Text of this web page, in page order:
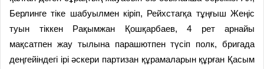
Берлинге тіке шабуылмен кіріп, Рейхстагқа тұңғыш Жеңіс
туын тіккен Рақымжан Қошқарбаев, 4 рет арнайы
мақсатпен жау тылына парашютпен түсіп полк, бригада
деңгейіндегі ірі әскери партизан құрамаларын құрған Қасым